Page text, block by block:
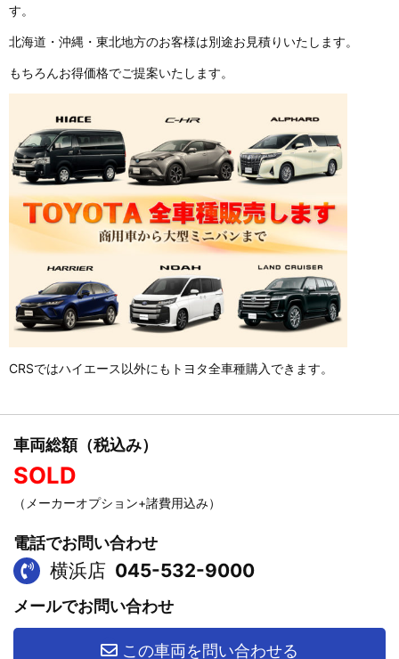
す。
北海道・沖縄・東北地方のお客様は別途お見積りいたします。
もちろんお得価格でご提案いたします。
CRSではハイエース以外にもトヨタ全車種購入できます。
車両総額（税込み）
SOLD
（メーカーオプション+諸費用込み）
電話でお問い合わせ
横浜店 045-532-9000
メールでお問い合わせ
この車両を問い合わせる